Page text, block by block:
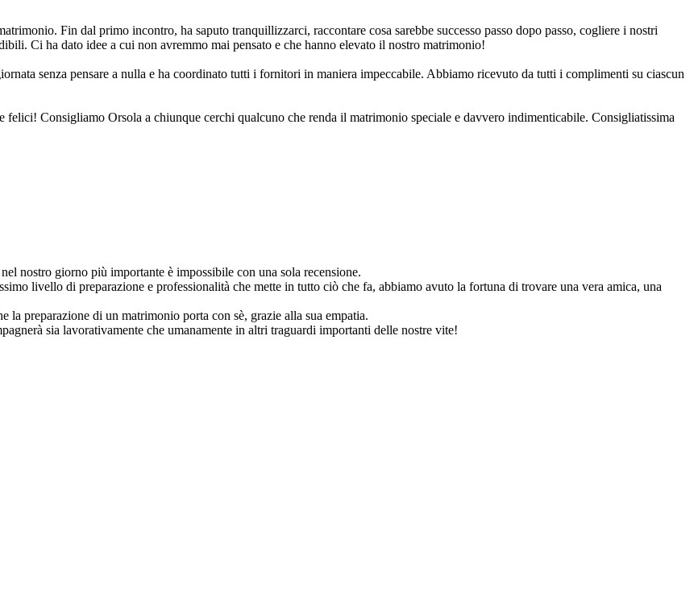
Fin dal primo incontro, ha saputo tranquillizzarci, raccontare cosa sarebbe successo passo dopo passo, cogliere i nostri
Ci ha dato idee a cui non avremmo mai pensato e che hanno elevato il nostro matrimonio!
senza pensare a nulla e ha coordinato tutti i fornitori in maniera impeccabile. Abbiamo ricevuto da tutti i complimenti su ciascun
Consigliamo Orsola a chiunque cerchi qualcuno che renda il matrimonio speciale e davvero indimenticabile. Consigliatissima
nostro giorno più importante è impossibile con una sola recensione.
livello di preparazione e professionalità che mette in tutto ciò che fa, abbiamo avuto la fortuna di trovare una vera amica, una
preparazione di un matrimonio porta con sè, grazie alla sua empatia.
sia lavorativamente che umanamente in altri traguardi importanti delle nostre vite!